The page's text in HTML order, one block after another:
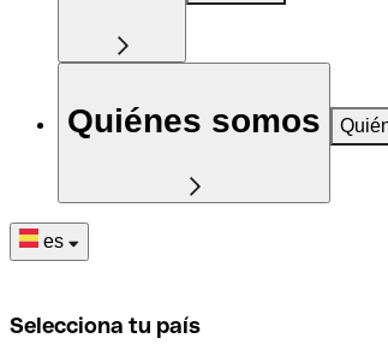
Quiénes somos
es
Selecciona tu país